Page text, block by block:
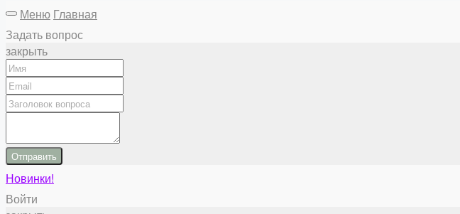
Меню Главная
Задать вопрос
закрыть
Отправить
Новинки!
Войти